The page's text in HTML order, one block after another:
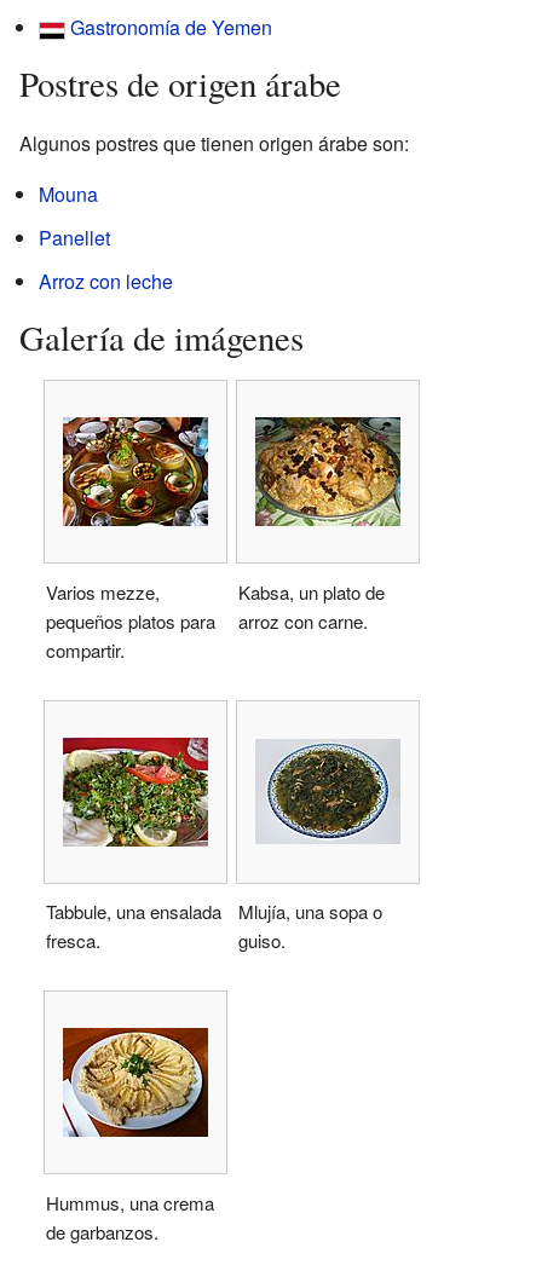
Gastronomía de Yemen
Postres de origen árabe
Algunos postres que tienen origen árabe son:
Mouna
Panellet
Arroz con leche
Galería de imágenes
Varios mezze,
pequeños platos para
compartir.
Kabsa, un plato de
arroz con carne.
Tabbule, una ensalada
fresca.
Mlujía, una sopa o
guiso.
Hummus, una crema
de garbanzos.